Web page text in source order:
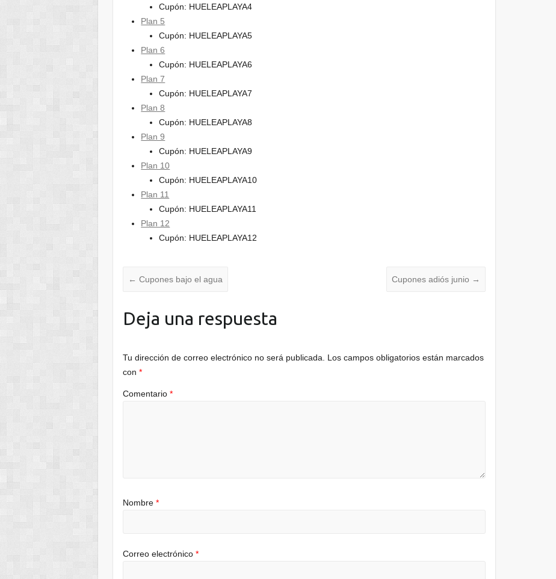
Cupón: HUELEAPLAYA4
Plan 5
Cupón: HUELEAPLAYA5
Plan 6
Cupón: HUELEAPLAYA6
Plan 7
Cupón: HUELEAPLAYA7
Plan 8
Cupón: HUELEAPLAYA8
Plan 9
Cupón: HUELEAPLAYA9
Plan 10
Cupón: HUELEAPLAYA10
Plan 11
Cupón: HUELEAPLAYA11
Plan 12
Cupón: HUELEAPLAYA12
← Cupones bajo el agua Cupones adiós junio →
Deja una respuesta
Tu dirección de correo electrónico no será publicada. Los campos obligatorios están marcados
con*
Comentario*
Nombre*
Correo electrónico*